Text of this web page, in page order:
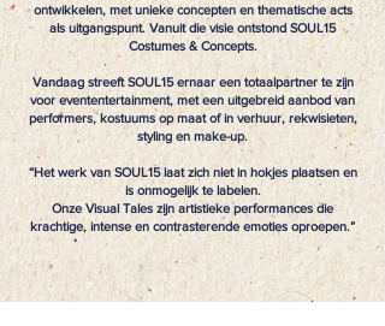
ontwikkelen, met unieke concepten en thematische acts
als uitgangspunt. Vanuit die visie ontstond SOUL15
Costumes & Concepts.
Vandaag streeft SOUL15 ernaar een totaalpartner te zijn
voor evententertainment, met een uitgebreid aanbod van
performers, kostuums op maat of in verhuur, rekwisieten,
styling en make-up.
“Het werk van SOUL15 laat zich niet in hokjes plaatsen en
is onmogelijk te labelen.
Onze Visual Tales zijn artistieke performances die
krachtige, intense en contrasterende emoties oproepen.”